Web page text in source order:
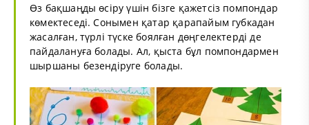
Өз бақшаңды өсіру үшін бізге қажетсіз помпондар
көмектеседі. Сонымен қатар қарапайым губкадан
жасалған, түрлі түске боялған дөңгелектерді де
пайдалануға болады. Ал, қыста бұл помпондармен
шыршаны безендіруге болады.